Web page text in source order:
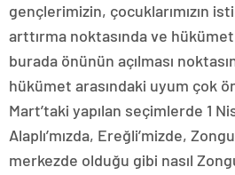
gençlerimizin, çocuklarımızın
arttırma noktasında ve hükümet
burada önünün açılması
hükümet arasındaki uyum çok
Mart’taki yapılan seçimlerde 1
Alaplı’mızda, Ereğli’mizde,
merkezde olduğu gibi nasıl